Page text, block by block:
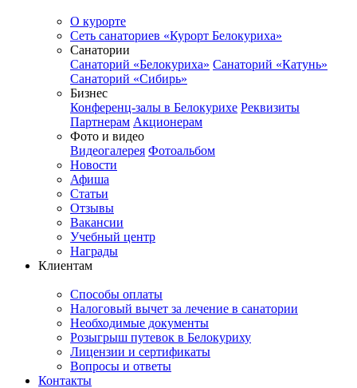
О курорте
Сеть санаториев «Курорт Белокуриха»
Санатории
Санаторий «Белокуриха» Санаторий «Катунь»
Санаторий «Сибирь»
Бизнес
Конференц-залы в Белокурихе Реквизиты
Партнерам Акционерам
Фото и видео
Видеогалерея Фотоальбом
Новости
Афиша
Статьи
Отзывы
Вакансии
Учебный центр
Награды
Клиентам
Способы оплаты
Налоговый вычет за лечение в санатории
Необходимые документы
Розыгрыш путевок в Белокуриху
Лицензии и сертификаты
Вопросы и ответы
Контакты